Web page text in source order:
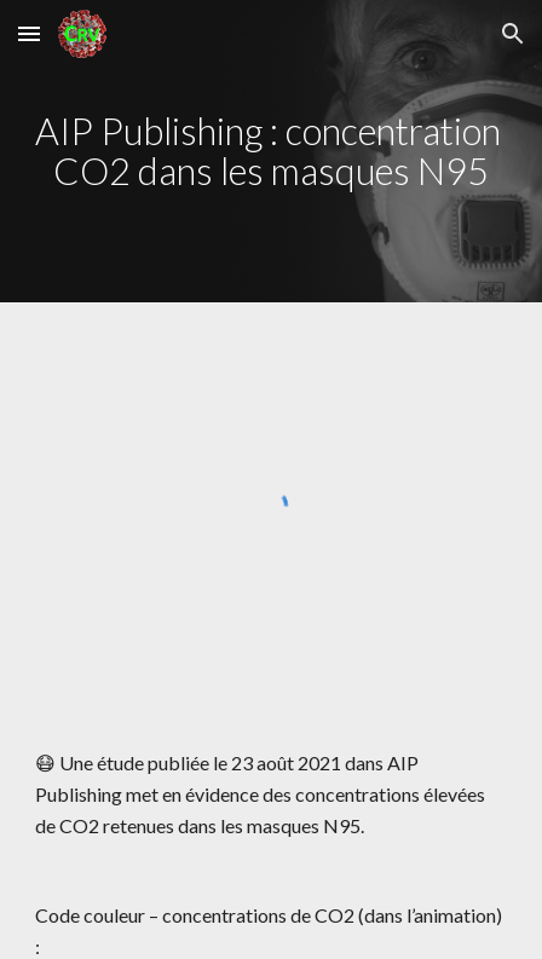
Skip to main content Skip to navigation
AIP Publishing : concentration
CO2 dans les masques N95
😷 Une étude publiée le 23 août 2021 dans AIP
Publishing met en évidence des concentrations élevées
de CO2 retenues dans les masques N95.
Code couleur – concentrations de CO2 (dans l’animation)
: